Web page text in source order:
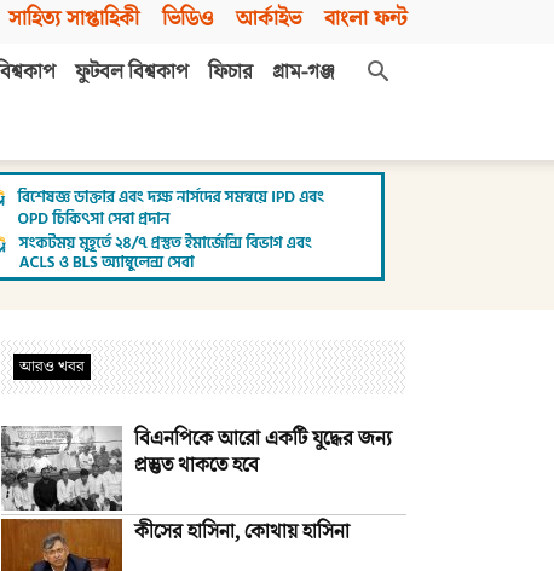
সাহিত্য সাপ্তাহিকী ভিডিও আর্কাইভ বাংলা ফন্ট
ফুটবল বিশ্বকাপ ফিচার
গ্রাম-গঞ্জ
আরও খবর
বিএনপিকে আরো একটি যুদ্ধের জন্য
প্রস্তুত থাকতে হবে
কীসের হাসিনা, কোথায় হাসিনা